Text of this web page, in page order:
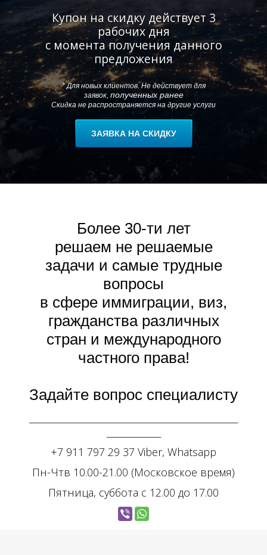
О
М
У
Ч
Купон на скидку действует 3
рабочих дня
с момента получения данного
предложения
* Для новых клиентов. Не действует для
заявок, полученных ранее
Скидка не распространяется на другие услуги
ЗАЯВКА НА СКИДКУ
Более 30-ти лет
решаем не решаемые
задачи и самые трудные
вопросы
в сфере иммиграции, виз,
гражданства различных
стран и международного
частного права!
Задайте вопрос специалисту
+7 911 797 29 37 Viber, Whatsapp
Пн-Чтв 10.00-21.00 (Московское время)
Пятница, суббота с 12.00 до 17.00